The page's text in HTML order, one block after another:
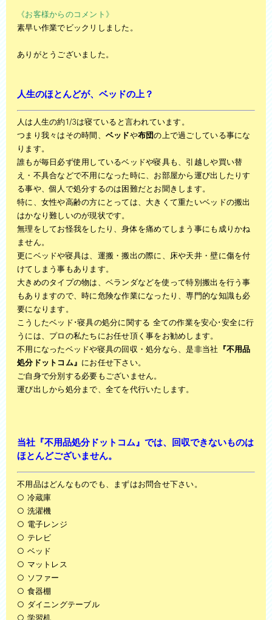
《お客様からのコメント》
素早い作業でビックリしました。
ありがとうございました。
人生のほとんどが、 ベッドの上？
人は人生の約1/3は寝ていると言われています。
つまり我々はその時間、 ベッドや布団の上で過ごしている事にな
ります。
誰もが毎日必ず使用しているベッドや寝具も、引越しや買い替
え・不具合などで不用になった時に、お部屋から運び出したりす
る事や、個人で処分するのは困難だとお聞きします。
特に、女性や高齢の方にとっては、大きくて重たいベッドの搬出
はかなり難しいのが現状です。
無理をしてお怪我をしたり、身体を痛めてしまう事にも成りかね
ません。
更にベッドや寝具は、運搬・搬出の際に、床や天井・壁に傷を付
けてしまう事もあります。
大きめのタイプの物は、ベランダなどを使って特別搬出を行う事
もありますので、時に危険な作業になったり、専門的な知識も必
要になります。
こうしたベッド･寝具の処分に関する 全ての作業を安心･安全に行
うには、プロの私たちにお任せ頂く事をお勧めします。
不用になったベッドや寝具の回収・処分なら、是非当社 『不用品
処分ドットコム』 にお任せ下さい。
ご自身で分別する必要もございません。
運び出しから処分まで、全てを代行いたします。
当社 『不用品処分ドットコム』 では、回収できないものは
ほとんどございません。
不用品はどんなものでも、まずはお問合せ下さい。
○ 冷蔵庫
○ 洗濯機
○ 電子レンジ
○ テレビ
○ ベッド
○ マットレス
○ ソファー
○ 食器棚
○ ダイニングテーブル
○ 学習机